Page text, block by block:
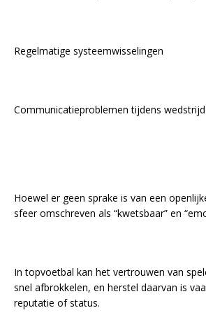
Regelmatige systeemwisselingen
Communicatieproblemen tijdens
Hoewel er geen sprake is van een
sfeer omschreven als “kwetsbaar” en
In topvoetbal kan het vertrouwen van
snel afbrokkelen, en herstel daarvan is
reputatie of status.